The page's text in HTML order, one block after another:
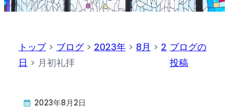
トップ> ブログ> 2023年 > 8月 > 2
日 > 月初礼拝
ブログの
投稿
2023年8月2日